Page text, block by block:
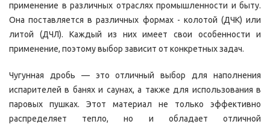
применение в различных отраслях промышленности и быту.
Она поставляется в различных формах - колотой (ДЧК) или
литой (ДЧЛ). Каждый из них имеет свои особенности и
применение, поэтому выбор зависит от конкретных задач.
Чугунная дробь — это отличный выбор для наполнения
испарителей в банях и саунах, а также для использования в
паровых пушках. Этот материал не только эффективно
распределяет тепло, но и обладает отличной